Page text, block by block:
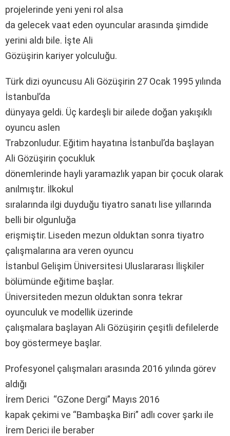
projelerinde yeni yeni rol alsa
da gelecek vaat eden oyuncular arasında şimdide
yerini aldı bile. İşte Ali
Gözüşirin kariyer yolculuğu.
Türk dizi oyuncusu Ali Gözüşirin 27 Ocak 1995 yılında
İstanbul’da
dünyaya geldi. Üç kardeşli bir ailede doğan yakışıklı
oyuncu aslen
Trabzonludur. Eğitim hayatına İstanbul’da başlayan
Ali Gözüşirin çocukluk
dönemlerinde hayli yaramazlık yapan bir çocuk olarak
anılmıştır. İlkokul
sıralarında ilgi duyduğu tiyatro sanatı lise yıllarında
belli bir olgunluğa
erişmiştir. Liseden mezun olduktan sonra tiyatro
çalışmalarına ara veren oyuncu
İstanbul Gelişim Üniversitesi Uluslararası İlişkiler
bölümünde eğitime başlar.
Üniversiteden mezun olduktan sonra tekrar
oyunculuk ve modellik üzerinde
çalışmalara başlayan Ali Gözüşirin çeşitli defilelerde
boy göstermeye başlar.
Profesyonel çalışmaları arasında 2016 yılında görev
aldığı
İrem Derici “GZone Dergi” Mayıs 2016
kapak çekimi ve “Bambaşka Biri” adlı cover şarkı ile
İrem Derici ile beraber